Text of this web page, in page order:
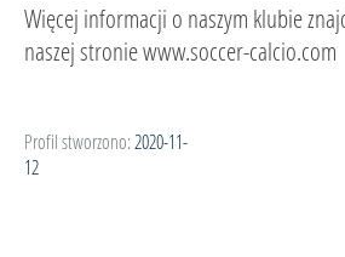
Więcej informacji o naszym klubie
naszej stronie www.soccer-calcio.com
Profil stworzono: 2020-11-
12